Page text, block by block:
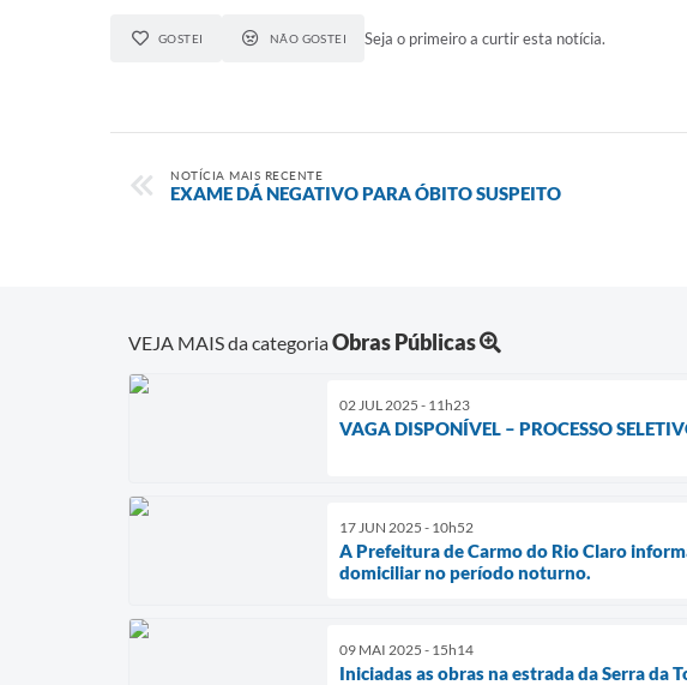
GOSTEI NÃO GOSTEI Seja o primeiro a curtir esta notícia.
NOTÍCIA MAIS RECENTE
EXAME DÁ NEGATIVO PARA ÓBITO SUSPEITO
VEJA MAIS da categoriaObras Públicas
02 JUL 2025 - 11h23
VAGA DISPONÍVEL – PROCESSO
17 JUN 2025 - 10h52
A Prefeitura de Carmo do Rio Claro
domiciliar no período noturno.
09 MAI 2025 - 15h14
Iniciadas as obras na estrada da Serra da